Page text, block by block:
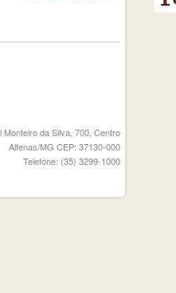
Monteiro da Silva, 700, Centro
Alfenas/MG CEP: 37130-000
Telefone: (35) 3299-1000